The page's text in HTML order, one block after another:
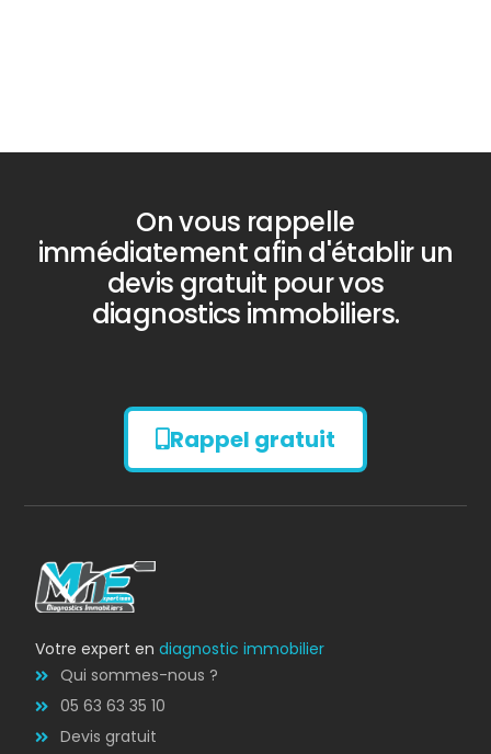
Diagnostic
AMIANTE
On vous rappelle
immédiatement afin d'établir un
devis gratuit pour vos
diagnostics immobiliers.
Rappel gratuit
Votre expert endiagnostic immobilier
Qui sommes-nous ?
05 63 63 35 10
Devis gratuit